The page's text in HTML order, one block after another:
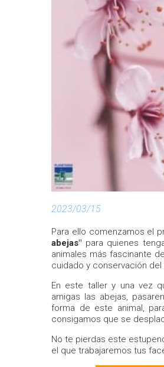
2023/03/15
Para ello comenzamos el
abejas" para quienes
animales más fascinante
cuidado y conservación del
En este taller y una vez
amigas las abejas,
forma de este animal,
consigamos que se
No te pierdas este
el que trabajaremos tus